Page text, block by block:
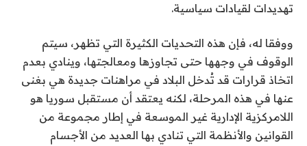
تهديدات لقيادات سياسية.
ووفقا له، فإن هذه التحديات الكثيرة التي تظهر، سيتم
الوقوف في وجهها حتى تجاوزها ومعالجتها، وينادي بعدم
اتخاذ قرارات قد تُدخل البلاد في مراهنات جديدة هي بغنى
عنها في هذه المرحلة، لكنه يعتقد أن مستقبل سوريا هو
اللامركزية الإدارية غير الموسعة في إطار مجموعة من
القوانين والأنظمة التي تنادي بها العديد من الأجسام